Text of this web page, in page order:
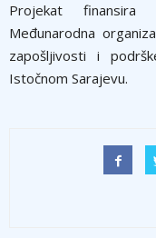
Projekat finansira
Međunarodna
zapošljivosti i
Istočnom Sarajevu.